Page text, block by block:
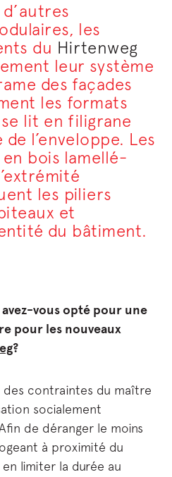
les
du Hirtenweg
leur système
des façades
les formats
lit en filigrane
l’enveloppe. Les
bois lamellé-
les piliers
et
du bâtiment.
vous opté pour une
pour les nouveaux
?
des contraintes du maître
socialement
de déranger le moins
à proximité du
limiter la durée au